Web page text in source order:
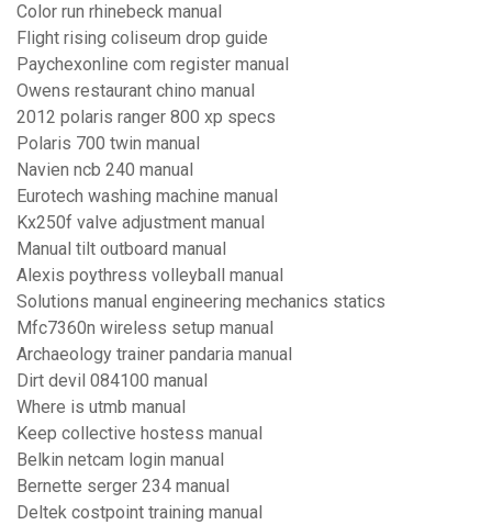
Color run rhinebeck manual
Flight rising coliseum drop guide
Paychexonline com register manual
Owens restaurant chino manual
2012 polaris ranger 800 xp specs
Polaris 700 twin manual
Navien ncb 240 manual
Eurotech washing machine manual
Kx250f valve adjustment manual
Manual tilt outboard manual
Alexis poythress volleyball manual
Solutions manual engineering mechanics statics
Mfc7360n wireless setup manual
Archaeology trainer pandaria manual
Dirt devil 084100 manual
Where is utmb manual
Keep collective hostess manual
Belkin netcam login manual
Bernette serger 234 manual
Deltek costpoint training manual